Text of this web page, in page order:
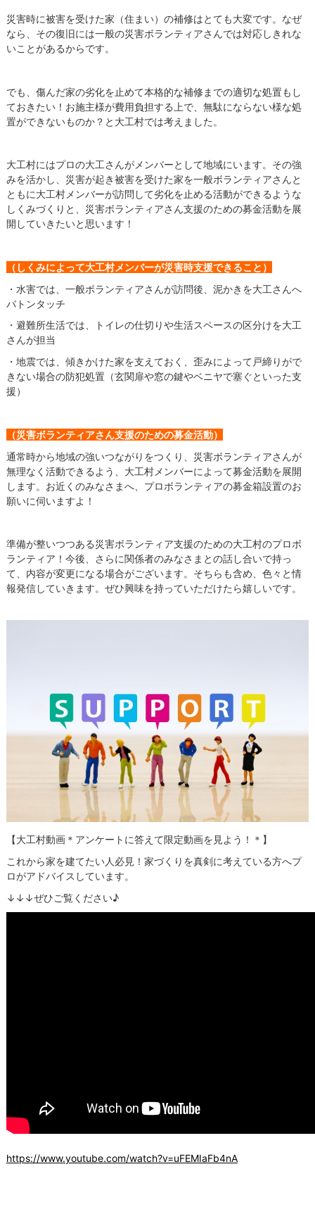
災害時に被害を受けた家（住まい）の補修はとても大変です。なぜ
なら、その復旧には一般の災害ボランティアさんでは対応しきれな
いことがあるからです。
でも、傷んだ家の劣化を止めて本格的な補修までの適切な処置もし
ておきたい！お施主様が費用負担する上で、無駄にならない様な処
置ができないものか？と大工村では考えました。
大工村にはプロの大工さんがメンバーとして地域にいます。その強
みを活かし、災害が起き被害を受けた家を一般ボランティアさんと
ともに大工村メンバーが訪問して劣化を止める活動ができるような
しくみづくりと、災害ボランティアさん支援のための募金活動を展
開していきたいと思います！
（しくみによって大工村メンバーが災害時支援できること）
・水害では、一般ボランティアさんが訪問後、泥かきを大工さんへ
バトンタッチ
・避難所生活では、トイレの仕切りや生活スペースの区分けを大工
さんが担当
・地震では、傾きかけた家を支えておく、歪みによって戸締りがで
きない場合の防犯処置（玄関扉や窓の鍵やベニヤで塞ぐといった支
援）
（災害ボランティアさん支援のための募金活動）
通常時から地域の強いつながりをつくり、災害ボランティアさんが
無理なく活動できるよう、大工村メンバーによって募金活動を展開
します。お近くのみなさまへ、プロボランティアの募金箱設置のお
願いに伺いますよ！
準備が整いつつある災害ボランティア支援のための大工村のプロボ
ランティア！今後、さらに関係者のみなさまとの話し合いで持っ
て、内容が変更になる場合がございます。そちらも含め、色々と情
報発信していきます。ぜひ興味を持っていただけたら嬉しいです。
【大工村動画＊アンケートに答えて限定動画を見よう！＊】
これから家を建てたい人必見！家づくりを真剣に考えている方へプ
ロがアドバイスしています。
↓↓↓ぜひご覧ください♪
https://www.youtube.com/watch?v=uFEMIaFb4nA